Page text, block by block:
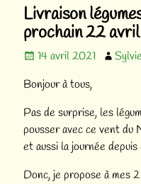
Livraison
prochain 22
14 avril 2021
Sylvie
Bonjour à tous,
Pas de surprise, les
pousser avec ce vent du
et aussi la journée depuis
Donc, je propose à mes